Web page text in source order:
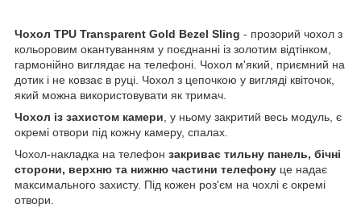
Чохол TPU Transparent Gold Bezel Sling - прозорий чохол з
кольоровим окантуванням у поєднанні із золотим відтінком,
гармонійно виглядає на телефоні. Чохол м'який, приємний на
дотик і не ковзає в руці. Чохол з цепочкою у вигляді квіточок,
який можна використовувати як тримач.
Чохол із захистом камери, у ньому закритий весь модуль, є
окремі отвори під кожну камеру, спалах.
Чохол-накладка на телефон закриває тильну панель, бічні
сторони, верхню та нижню частини телефону це надає
максимального захисту. Під кожен роз'єм на чохлі є окремі
отвори.